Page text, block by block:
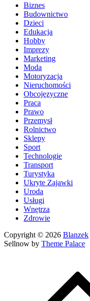
Biznes
Budownictwo
Dzieci
Edukacja
Hobby
Imprezy
Marketing
Moda
Motoryzacja
Nieruchomości
Obcojęzyczne
Praca
Prawo
Przemysł
Rolnictwo
Sklepy
Sport
Technologie
Transport
Turystyka
Ukryte Zajawki
Uroda
Usługi
Wnętrza
Zdrowie
Copyright © 2026 Blanzek
Sellnow by Theme Palace